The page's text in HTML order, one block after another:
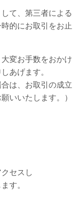
て、第三者による
的にお取引をお止
変お手数をおかけ
あげます。
は、お取引の成立
いいたします。）
セスし
す。